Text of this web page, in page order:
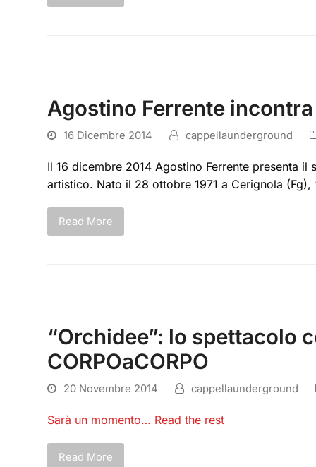
Agostino Ferrente
16 Dicembre 2014 cappellaunderground
Il 16 dicembre 2014 Agostino Ferrente presenta
artistico. Nato il 28 ottobre 1971 a Cerignola
Read More
“Orchidee”: lo spettacolo
CORPOaCORPO
20 Novembre 2014 cappellaunderground
Sarà un momento… Read the rest
Read More